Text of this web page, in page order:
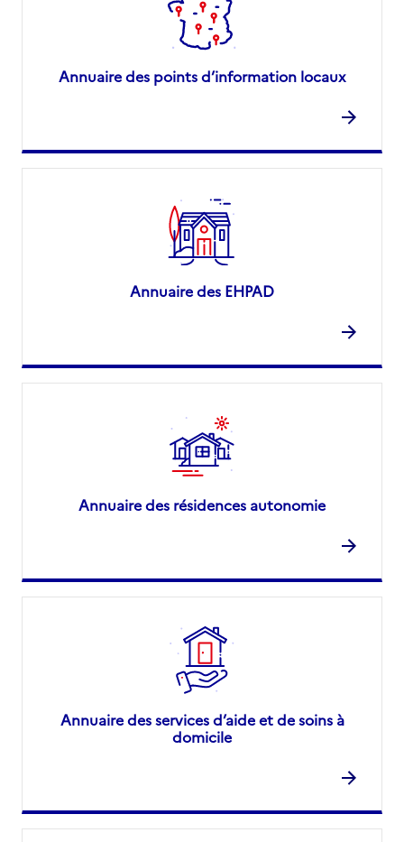
Annuaire des points d’information locaux
Annuaire des EHPAD
Annuaire des résidences autonomie
Annuaire des services d’aide et de soins à
domicile